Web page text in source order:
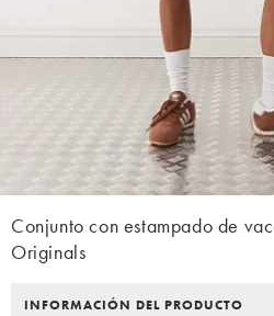
Conjunto con estampado de
Originals
INFORMACIÓN DEL PRODUCTO